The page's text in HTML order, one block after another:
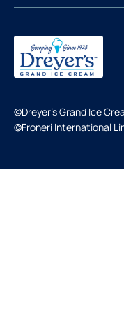
©Dreyer's Grand Ice
©Froneri International